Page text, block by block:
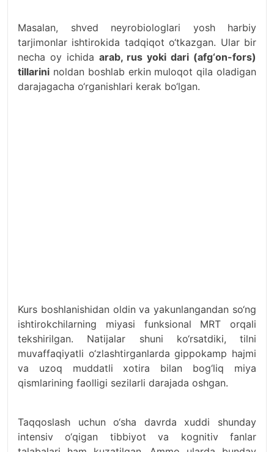
Masalan, shved neyrobiologlari yosh harbiy
tarjimonlar ishtirokida tadqiqot o‘tkazgan. Ular bir
necha oy ichida arab, rus yoki dari (afg‘on-fors)
tillarini noldan boshlab erkin muloqot qila oladigan
darajagacha o‘rganishlari kerak bo‘lgan.
Kurs boshlanishidan oldin va yakunlangandan so‘ng
ishtirokchilarning miyasi funksional MRT orqali
tekshirilgan. Natijalar shuni ko‘rsatdiki, tilni
muvaffaqiyatli o‘zlashtirganlarda gippokamp hajmi
va uzoq muddatli xotira bilan bog‘liq miya
qismlarining faolligi sezilarli darajada oshgan.
Taqqoslash uchun o‘sha davrda xuddi shunday
intensiv o‘qigan tibbiyot va kognitiv fanlar